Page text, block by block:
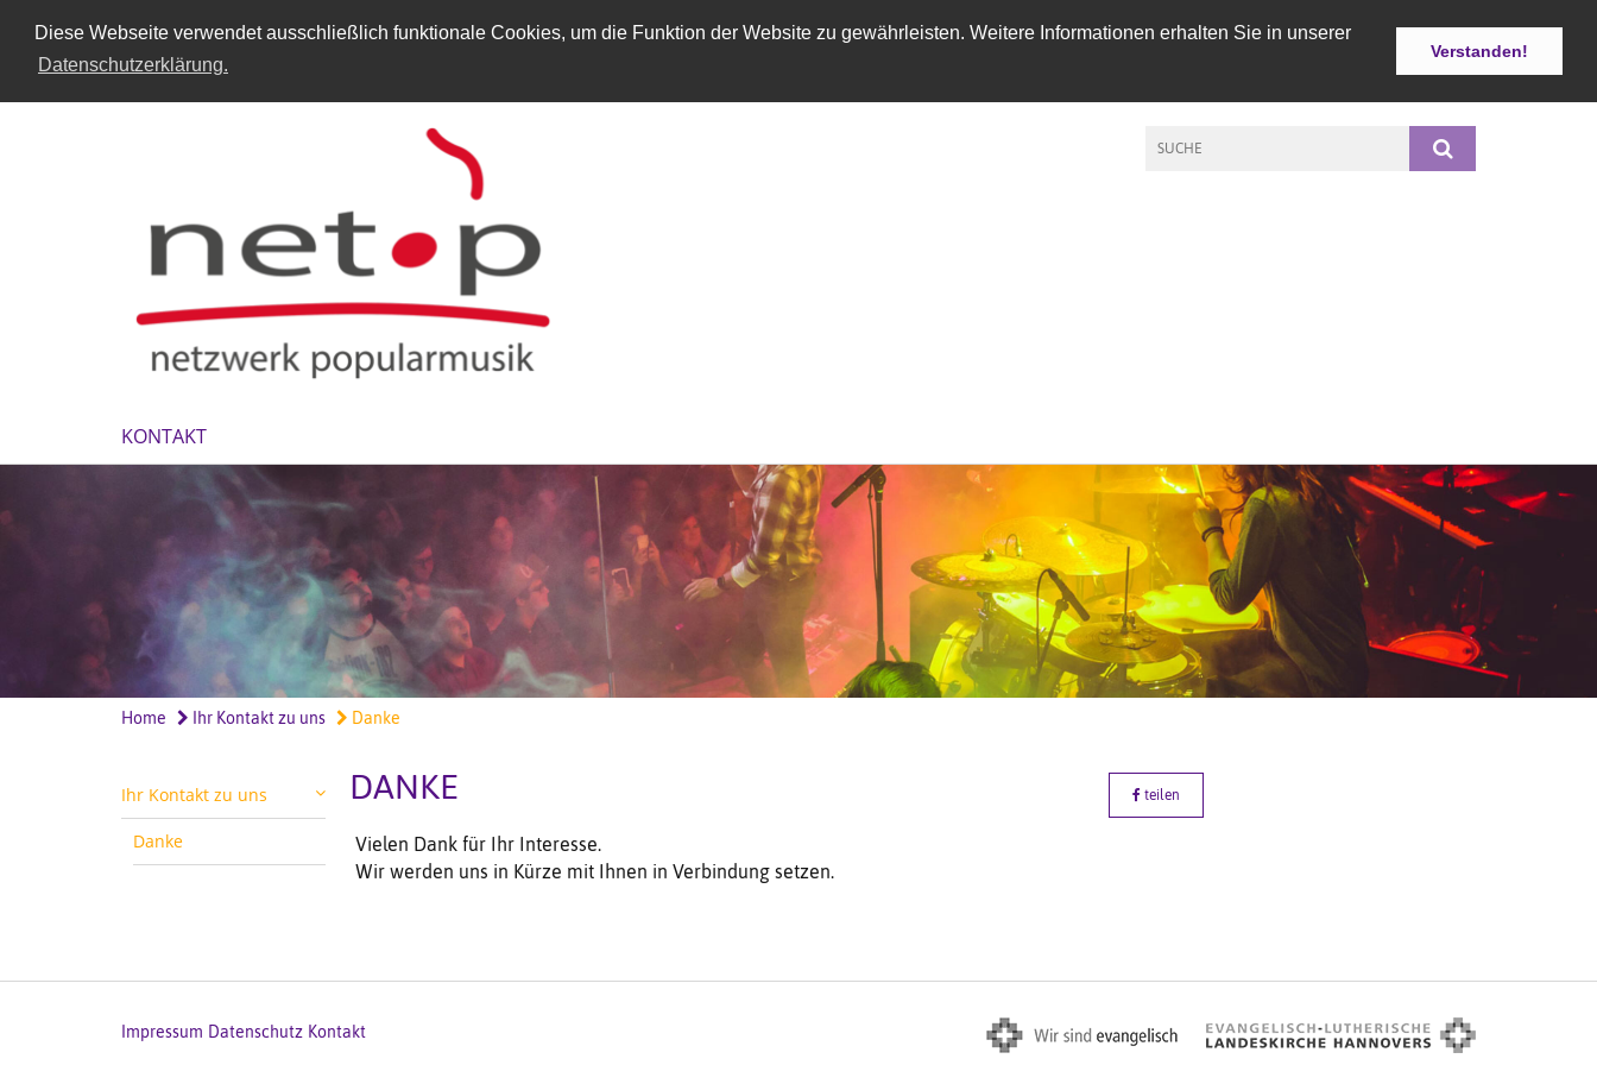
Diese Webseite verwendet ausschließlich funktionale Cookies, um die Funktion der Website zu gewährleisten. Weitere Informationen erhalten Sie in unserer
Datenschutzerklärung.
Verstanden!
KONTAKT
Home Ihr Kontakt zu uns Danke
Ihr Kontakt zu uns
Danke
DANKE teilen
Vielen Dank für Ihr Interesse.
Wir werden uns in Kürze mit Ihnen in Verbindung setzen.
Impressum Datenschutz Kontakt